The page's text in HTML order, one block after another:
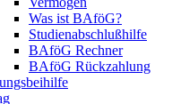
Was ist BAföG?
Studienabschlußhilfe
BAföG Rechner
BAföG Rückzahlung